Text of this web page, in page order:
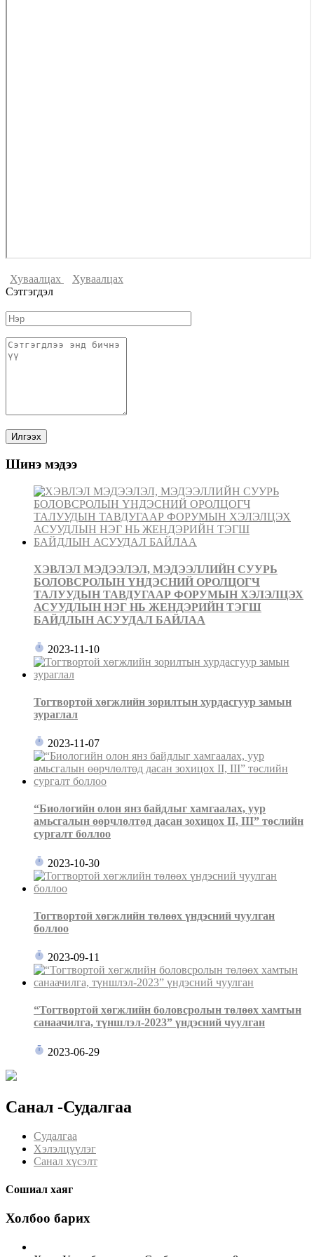
Хуваалцах
Хуваалцах
Сэтгэгдэл
Шинэ мэдээ
ХЭВЛЭЛ МЭДЭЭЛЭЛ, МЭДЭЭЛЛИЙН СУУРЬ
БОЛОВСРОЛЫН ҮНДЭСНИЙ ОРОЛЦОГЧ
ТАЛУУДЫН ТАВДУГААР ФОРУМЫН ХЭЛЭЛЦЭХ
АСУУДЛЫН НЭГ НЬ ЖЕНДЭРИЙН ТЭГШ
БАЙДЛЫН АСУУДАЛ БАЙЛАА
2023-11-10
Тогтвортой хөгжлийн зорилтын хурдасгуур замын
зураглал
2023-11-07
“Биологийн олон янз байдлыг хамгаалах, уур
амьсгалын өөрчлөлтөд дасан зохицох II, III” төслийн
сургалт боллоо
2023-10-30
Тогтвортой хөгжлийн төлөөх үндэсний чуулган
боллоо
2023-09-11
“Тогтвортой хөгжлийн боловсролын төлөөх хамтын
санаачилга, түншлэл-2023” үндэсний чуулган
2023-06-29
Санал -Судалгаа
Судалгаа
Хэлэлцүүлэг
Санал хүсэлт
Сошиал хаяг
Холбоо барих